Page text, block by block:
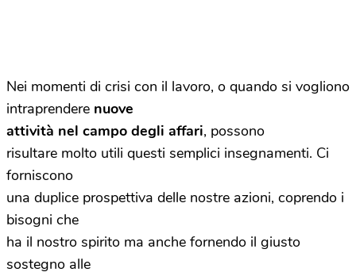
Nei momenti di crisi con il lavoro, o quando si vogliono
intraprendere nuove
attività nel campo degli affari, possono
risultare molto utili questi semplici insegnamenti. Ci
forniscono
una duplice prospettiva delle nostre azioni, coprendo i
bisogni che
ha il nostro spirito ma anche fornendo il giusto
sostegno alle